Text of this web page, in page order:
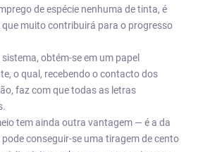
de espécie nenhuma de tinta, é
muito contribuirá para o progresso
obtém-se em um papel
o qual, recebendo o contacto dos
faz com que todas as letras
tem ainda outra vantagem — é a da
conseguir-se uma tiragem de cento